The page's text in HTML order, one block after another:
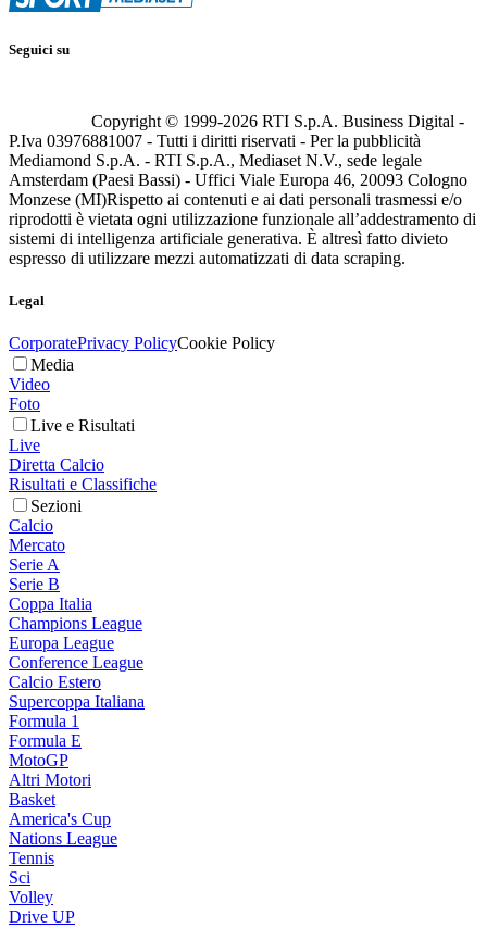
Seguici su
Copyright © 1999-2026 RTI S.p.A. Business Digital -
P.Iva 03976881007 - Tutti i diritti riservati - Per la pubblicità
Mediamond S.p.A. - RTI S.p.A., Mediaset N.V., sede legale
Amsterdam (Paesi Bassi) - Uffici Viale Europa 46, 20093 Cologno
Monzese (MI)Rispetto ai contenuti e ai dati personali trasmessi e/o
riprodotti è vietata ogni utilizzazione funzionale all’addestramento di
sistemi di intelligenza artificiale generativa. È altresì fatto divieto
espresso di utilizzare mezzi automatizzati di data scraping.
Legal
CorporatePrivacy PolicyCookie Policy
Media
Video
Foto
Live e Risultati
Live
Diretta Calcio
Risultati e Classifiche
Sezioni
Calcio
Mercato
Serie A
Serie B
Coppa Italia
Champions League
Europa League
Conference League
Calcio Estero
Supercoppa Italiana
Formula 1
Formula E
MotoGP
Altri Motori
Basket
America's Cup
Nations League
Tennis
Sci
Volley
Drive UP